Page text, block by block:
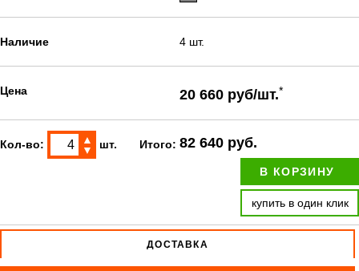
Наличие 4 шт.
Цена 20 660 руб/шт.*
Кол-во:
▲
▼
шт. Итого: 82 640 руб.
В КОРЗИНУ
купить в один клик
ДОСТАВКА